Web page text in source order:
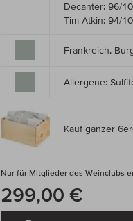
Decanter: 96/
Tim Atkin: 94/
Frankreich,
Allergene:
Kauf ganzer
Nur für Mitglieder des Weinclubs
299,00 €